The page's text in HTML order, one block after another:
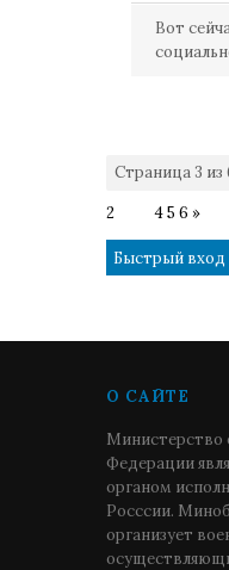
Вот
Страница 3 из
2
45 6 »
О САЙТЕ
Министерство
Федерации
органом
Росссии.
организует